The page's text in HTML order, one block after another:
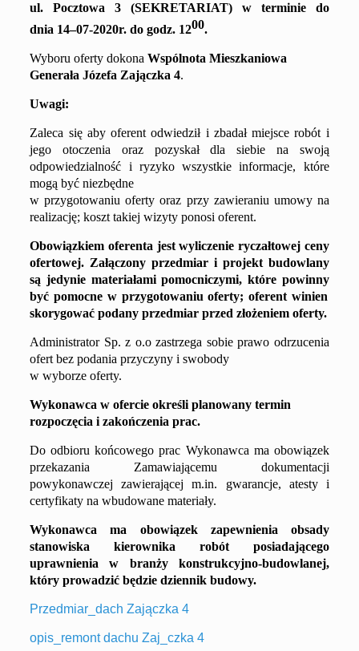
ul. Pocztowa 3 (SEKRETARIAT) w terminie do
dnia 14–07-2020r. do godz. 1200.
Wyboru oferty dokonaWspólnota Mieszkaniowa
Generała Józefa Zajączka 4.
Uwagi:
Zaleca się aby oferent odwiedził i zbadał miejsce robót i
jego otoczenia oraz pozyskał dla siebie na swoją
odpowiedzialność i ryzyko wszystkie informacje, które
mogą być niezbędne
w przygotowaniu oferty oraz przy zawieraniu umowy na
realizację; koszt takiej wizyty ponosi oferent.
Obowiązkiem oferenta jest wyliczenie ryczałtowej ceny
ofertowej. Załączony przedmiar i projekt budowlany
są jedynie materiałamipomocniczymi, które powinny
być pomocne w przygotowaniu oferty; oferent winien
skorygować podany przedmiar przed złożeniem oferty.
Administrator Sp. z o.o zastrzega sobie prawo odrzucenia
ofert bez podania przyczyny i swobody
w wyborze oferty.
Wykonawca w ofercie określi planowany termin
rozpoczęcia i zakończenia prac.
Do odbioru końcowego prac Wykonawca ma obowiązek
przekazania Zamawiającemu dokumentacji
powykonawczej zawierającej m.in. gwarancje, atesty i
certyfikaty na wbudowane materiały.
Wykonawca ma obowiązek zapewnienia obsady
stanowiska kierownika robót posiadającego
uprawnienia w branży konstrukcyjno-budowlanej,
który prowadzić będzie dziennik budowy.
Przedmiar_dach Zajączka 4
opis_remont dachu Zaj_czka 4